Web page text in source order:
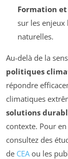
Formation
sur les enjeux
naturelles.
Au-delà de la
politiques
répondre
climatiques
solutions
contexte. Pour
consultez des
de CEA ou les